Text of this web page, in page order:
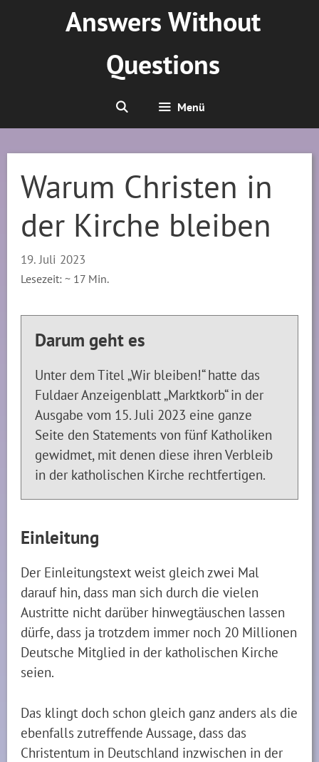
Answers Without
Questions
Menü
Warum Christen in
der Kirche bleiben
19. Juli 2023
Lesezeit: ~ 17 Min.
Darum geht es
Unter dem Titel „Wir bleiben!“ hatte das
Fuldaer Anzeigenblatt „Marktkorb“ in der
Ausgabe vom 15. Juli 2023 eine ganze
Seite den Statements von fünf Katholiken
gewidmet, mit denen diese ihren Verbleib
in der katholischen Kirche rechtfertigen.
Einleitung
Der Einleitungstext weist gleich zwei Mal
darauf hin, dass man sich durch die vielen
Austritte nicht darüber hinwegtäuschen lassen
dürfe, dass ja trotzdem immer noch 20 Millionen
Deutsche Mitglied in der katholischen Kirche
seien.
Das klingt doch schon gleich ganz anders als die
ebenfalls zutreffende Aussage, dass das
Christentum in Deutschland inzwischen in der